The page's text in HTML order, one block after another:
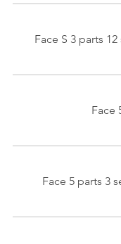
Face S 3 parts
Face
Face 5 parts 3